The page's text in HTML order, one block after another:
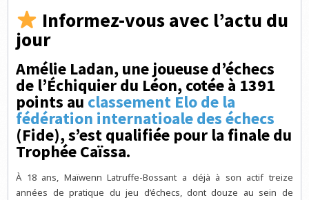
Informez-vous avec l’actu du
jour
Amélie Ladan, une joueuse d’échecs
de l’Échiquier du Léon, cotée à 1391
points au classement Elo de la
fédération internatioale des échecs
(Fide), s’est qualifiée pour la finale du
Trophée Caïssa.
À 18 ans, Maïwenn Latruffe-Bossant a déjà à son actif treize
années de pratique du jeu d’échecs, dont douze au sein de